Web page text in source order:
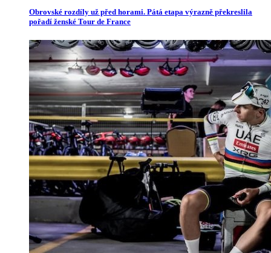
Obrovské rozdíly už před horami. Pátá etapa výrazně překreslila
pořadí ženské Tour de France